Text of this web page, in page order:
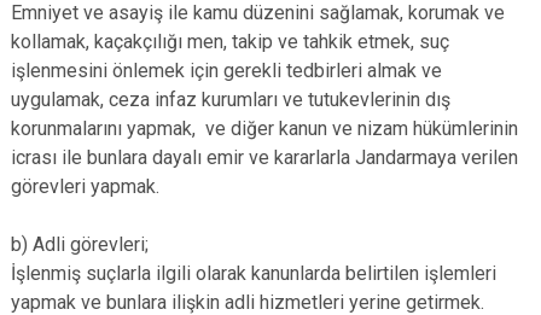
Emniyet ve asayiş ile kamu düzenini sağlamak, korumak ve
kollamak, kaçakçılığı men, takip ve tahkik etmek, suç
işlenmesini önlemek için gerekli tedbirleri almak ve
uygulamak, ceza infaz kurumları ve tutukevlerinin dış
korunmalarını yapmak, ve diğer kanun ve nizam hükümlerinin
icrası ile bunlara dayalı emir ve kararlarla Jandarmaya verilen
görevleri yapmak.
b) Adli görevleri;
İşlenmiş suçlarla ilgili olarak kanunlarda belirtilen işlemleri
yapmak ve bunlara ilişkin adli hizmetleri yerine getirmek.